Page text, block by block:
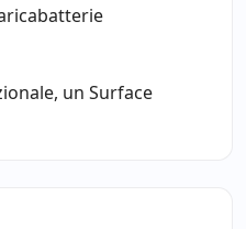
un Surface